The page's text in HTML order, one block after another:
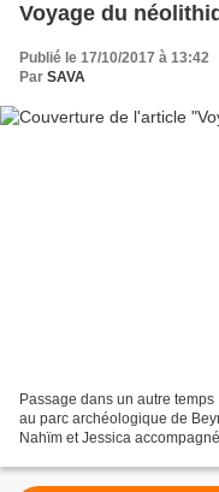
Voyage du
Publié le 17/10/2017 à 13:42
Par SAVA
Passage dans un autre
au parc archéologique de
Nahïm et Jessica